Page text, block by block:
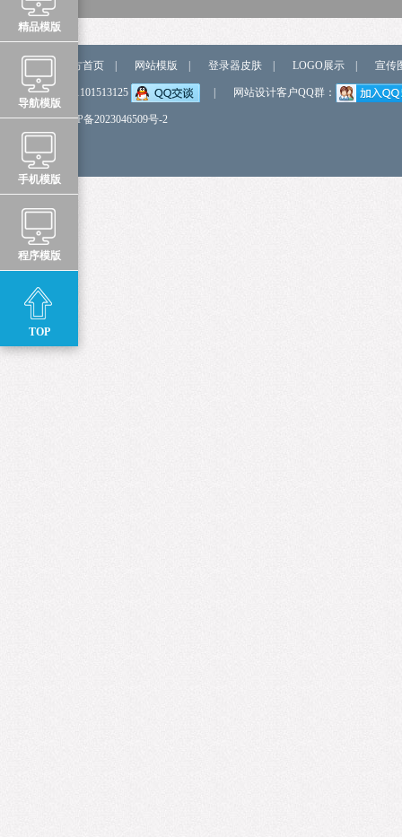
官方首页 网站模版 登录器皮肤 LOGO展示 宣传
弹我QQ QQ:1101513125 网站设计客户QQ群：
备 案 号 鲁ICP备2023046509号-2
精品模版
导航模版
手机模版
程序模版
TOP